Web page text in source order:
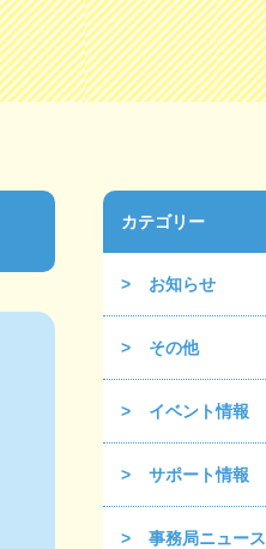
カテゴリー
お知らせ
その他
イベント情報
サポート情報
事務局ニュース